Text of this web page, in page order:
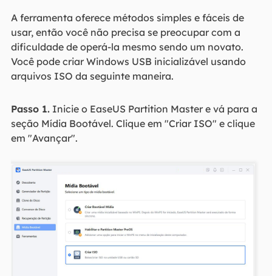
A ferramenta oferece métodos simples e fáceis de
usar, então você não precisa se preocupar com a
dificuldade de operá-la mesmo sendo um novato.
Você pode criar Windows USB inicializável usando
arquivos ISO da seguinte maneira.
Passo 1.Inicie o EaseUS Partition Master e vá para a
seção Mídia Bootável. Clique em "Criar ISO" e clique
em "Avançar".